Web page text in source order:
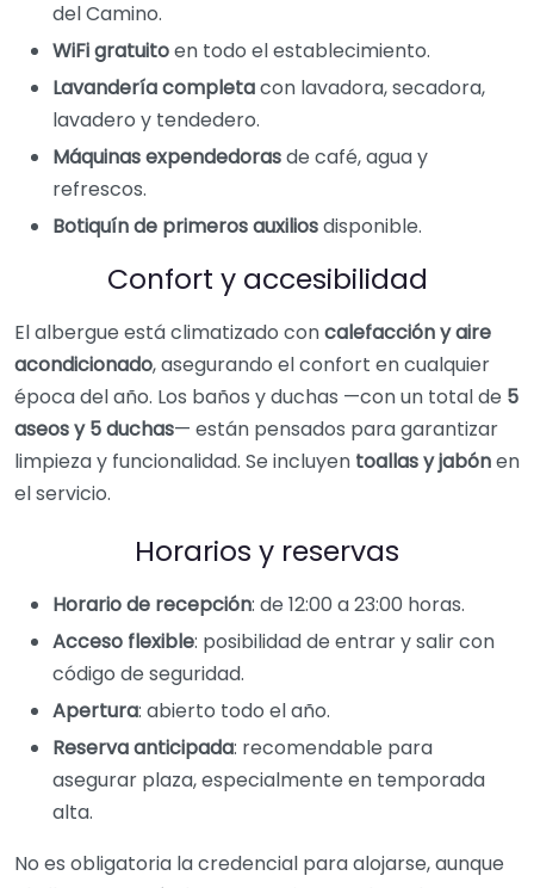
del Camino.
WiFi gratuitoen todo el establecimiento.
Lavandería completacon lavadora, secadora,
lavadero y tendedero.
Máquinas expendedorasde café, agua y
refrescos.
Botiquín de primeros auxiliosdisponible.
Confort y accesibilidad
El albergue está climatizado concalefacción y aire
acondicionado, asegurando el confort en cualquier
época del año. Los baños y duchas —con un total de 5
aseos y 5 duchas— están pensados para garantizar
limpieza y funcionalidad. Se incluyen toallas y jabónen
el servicio.
Horarios y reservas
Horario de recepción: de 12:00 a 23:00 horas.
Acceso flexible: posibilidad de entrar y salir con
código de seguridad.
Apertura: abierto todo el año.
Reserva anticipada: recomendable para
asegurar plaza, especialmente en temporada
alta.
No es obligatoria la credencial para alojarse, aunque